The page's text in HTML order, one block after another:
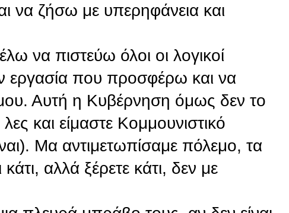
ζήσω με υπερηφάνεια και
να πιστεύω όλοι οι λογικοί
εργασία που προσφέρω και να
Αυτή η Κυβέρνηση όμως δεν το
και είμαστε Κομμουνιστικό
Μα αντιμετωπίσαμε πόλεμο, τα
αλλά ξέρετε κάτι, δεν με